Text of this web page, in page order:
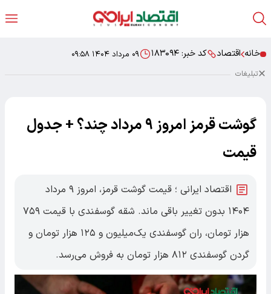
خانه اقتصاد کد خبر: ۱۸۳۰۹۴ ۰۹ مرداد ۱۴۰۴ ۰۹:۵۸
تبلیغات
گوشت قرمز امروز ۹ مرداد چند؟ + جدول
قیمت
اقتصاد ایرانی ؛ قیمت گوشت قرمز، امروز ۹ مرداد
۱۴۰۴ بدون تغییر باقی ماند. شقه گوسفندی با قیمت ۷۵۹
هزار تومان، ران گوسفندی یک‌میلیون و ۱۲۵ هزار تومان و
گردن گوسفندی ۸۱۲ هزار تومان به فروش می‌رسد.